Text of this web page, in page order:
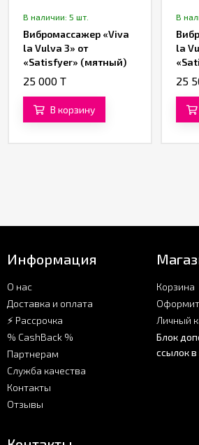
В наличии: 5 шт.
Вибромассажер «Viva
la Vulva 3» от
«Satisfyer» (мятный)
25 000 T
В корзину
В
la
25
Информация
О нас
Доставка и оплата
⚡ Рассрочка
% CashBack %
Партнерам
Служба качества
Контакты
Отзывы
Корзина
Личный
Блок
ссылок